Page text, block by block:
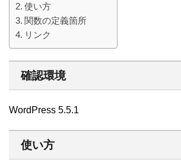
使い方
関数の定義箇所
リンク
確認環境
WordPress 5.5.1
使い方